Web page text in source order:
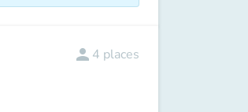
person 4 places